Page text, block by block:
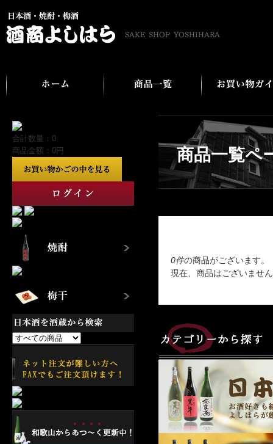
合計数量：0
商品金額： 0円 商品一覧ペ
0件の商品がございます。
現在、商品はございませ